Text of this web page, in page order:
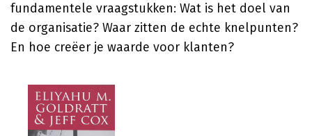
fundamentele vraagstukken: Wat is het doel van
de organisatie? Waar zitten de echte knelpunten?
En hoe creëer je waarde voor klanten?